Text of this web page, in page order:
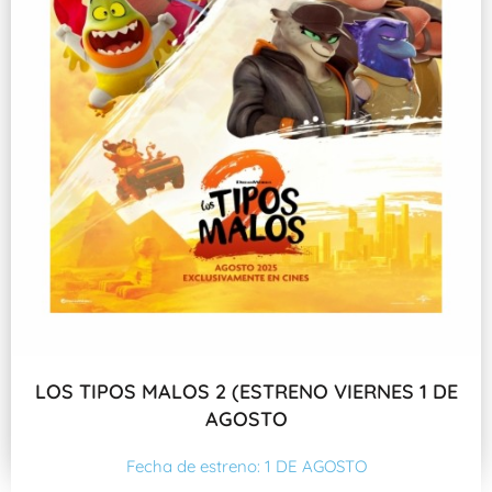
LOS TIPOS MALOS 2 (ESTRENO VIERNES 1 DE
AGOSTO
Fecha de estreno: 1 DE AGOSTO